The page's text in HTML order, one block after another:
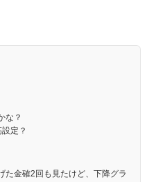
な？
定？
た金確2回も見たけど、下降グラ